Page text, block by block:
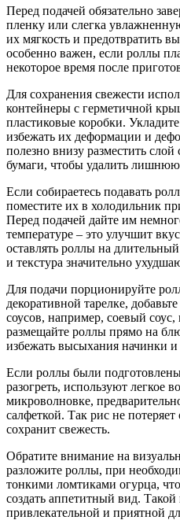
Перед подачей обязательно
пленку или слегка
их мягкость и предотвратить
особенно важен, если роллы
некоторое время после
Для сохранения свежести
контейнеры с герметичной
пластиковые коробки.
избежать их деформации и
полезно внизу разместить
бумаги, чтобы удалить лишнюю
Если собираетесь подавать
поместите их в холодильник
Перед подачей дайте им
температуре – это улучшит
оставлять роллы на
и текстура значительно
Для подачи порционируйте
декоративной тарелке,
соусов, например, соевый
размещайте роллы прямо на
избежать высыхания начинки и
Если роллы были
разогреть, используют легкое
микроволновке,
салфеткой. Так рис не
сохранит свежесть.
Обратите внимание на
разложите роллы, при
тонкими ломтиками огурца,
создать аппетитный вид. Такой
привлекательной и приятной